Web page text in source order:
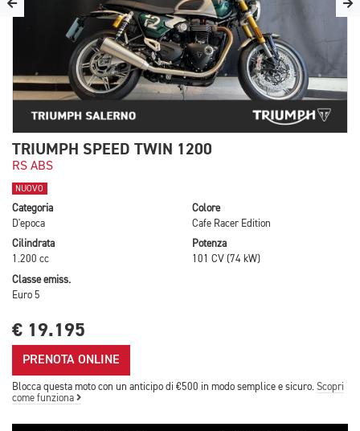
TRIUMPH SPEED TWIN 1200
RS ABS
NUOVO
Categoria
D'epoca
Colore
Cafe Racer Edition
Cilindrata
1.200 cc
Potenza
101 CV (74 kW)
Classe emiss.
Euro 5
€ 19.195
PRENOTA ONLINE
Blocca questa moto con un anticipo di €500 in modo semplice e sicuro. Scopri
come funziona